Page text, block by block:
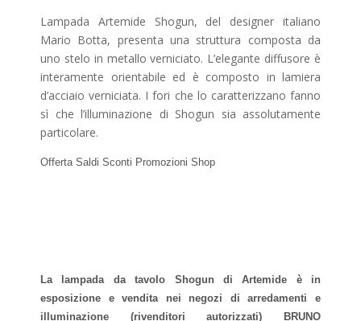
Lampada Artemide Shogun, del designer italiano
Mario Botta, presenta una struttura composta da
uno stelo in metallo verniciato. L’elegante diffusore è
interamente orientabile ed è composto in lamiera
d’acciaio verniciata. I fori che lo caratterizzano fanno
sì che l’illuminazione di Shogun sia assolutamente
particolare.
Offerta Saldi Sconti Promozioni Shop
La lampada da tavolo Shogun di Artemide è in
esposizione e vendita nei negozi di arredamenti e
illuminazione (rivenditori autorizzati) BRUNO